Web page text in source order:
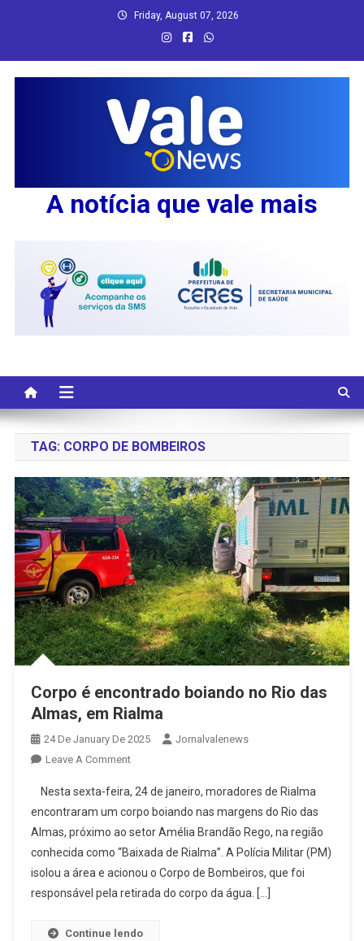
Friday, August 07, 2026
A notícia que vale mais
TAG: CORPO DE BOMBEIROS
Corpo é encontrado boiando no Rio das
Almas, em Rialma
24 De January De 2025
Jornalvalenews
Leave A CommentOn
É
Encontrado
Boiando
No
Rio
Das
Em
Nesta sexta-feira, 24 de janeiro, moradores de Rialma
encontraram um corpo boiando nas margens do Rio das
Almas, próximo ao setor Amélia Brandão Rego, na região
conhecida como “Baixada de Rialma”. A Polícia Militar (PM)
isolou a área e acionou o Corpo de Bombeiros, que foi
responsável pela retirada do corpo da água. […]
Continue lendo